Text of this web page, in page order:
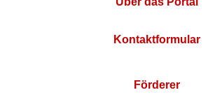
Kontaktformular
Förderer